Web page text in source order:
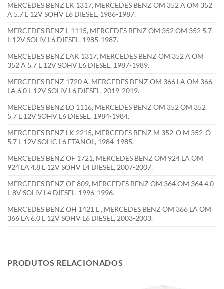
MERCEDES BENZ LK 1317, MERCEDES BENZ OM 352 A OM 352
A 5.7 L 12V SOHV L6 DIESEL, 1986-1987.
MERCEDES BENZ L 1115, MERCEDES BENZ OM 352 OM 352 5.7
L 12V SOHV L6 DIESEL, 1985-1987.
MERCEDES BENZ LAK 1317, MERCEDES BENZ OM 352 A OM
352 A 5.7 L 12V SOHV L6 DIESEL, 1987-1989.
MERCEDES BENZ 1720 A, MERCEDES BENZ OM 366 LA OM 366
LA 6.0 L 12V SOHV L6 DIESEL, 2019-2019.
MERCEDES BENZ LO 1116, MERCEDES BENZ OM 352 OM 352
5.7 L 12V SOHV L6 DIESEL, 1984-1984.
MERCEDES BENZ LK 2215, MERCEDES BENZ M 352-O M 352-O
5.7 L 12V SOHC L6 ETANOL, 1984-1985.
MERCEDES BENZ OF 1721, MERCEDES BENZ OM 924 LA OM
924 LA 4.8 L 12V SOHV L4 DIESEL, 2007-2007.
MERCEDES BENZ OF 809, MERCEDES BENZ OM 364 OM 364 4.0
L 8V SOHV L4 DIESEL, 1996-1996.
MERCEDES BENZ OH 1421 L , MERCEDES BENZ OM 366 LA OM
366 LA 6.0 L 12V SOHV L6 DIESEL, 2003-2003.
PRODUTOS RELACIONADOS